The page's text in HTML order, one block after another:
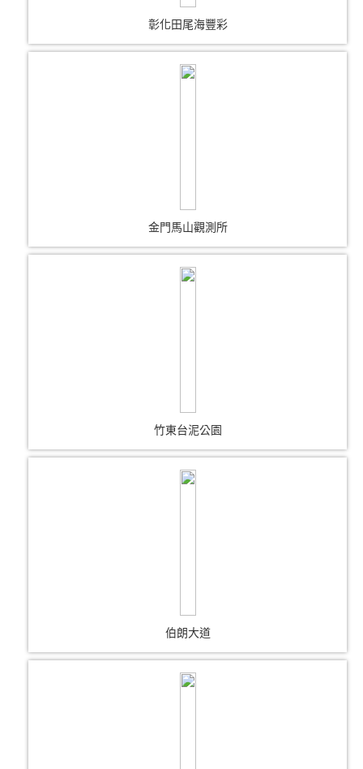
彰化田尾海豐彩
金門馬山觀測所
竹東台泥公園
伯朗大道